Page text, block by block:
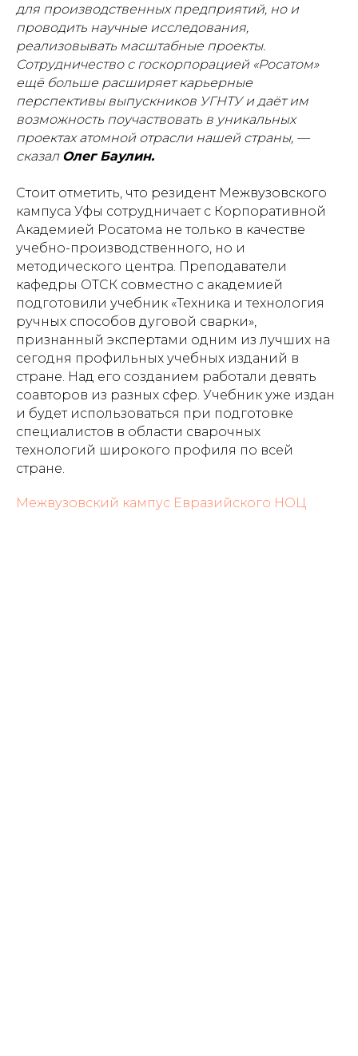
для производственных предприятий, но и
проводить научные исследования,
реализовывать масштабные проекты.
Сотрудничество с госкорпорацией «Росатом»
ещё больше расширяет карьерные
перспективы выпускников УГНТУ и даёт им
возможность поучаствовать в уникальных
проектах атомной отрасли нашей страны, —
сказал Олег Баулин.
Стоит отметить, что резидент Межвузовского
кампуса Уфы сотрудничает с Корпоративной
Академией Росатома не только в качестве
учебно-производственного, но и
методического центра. Преподаватели
кафедры ОТСК совместно с академией
подготовили учебник «Техника и технология
ручных способов дуговой сварки»,
признанный экспертами одним из лучших на
сегодня профильных учебных изданий в
стране. Над его созданием работали девять
соавторов из разных сфер. Учебник уже издан
и будет использоваться при подготовке
специалистов в области сварочных
технологий широкого профиля по всей
стране.
Межвузовский кампус Евразийского НОЦ